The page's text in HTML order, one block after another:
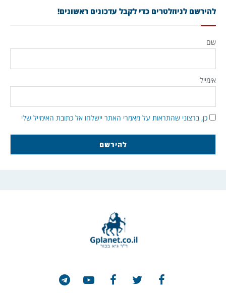
להירשם לניוזלטרים כדי לקבל עדכונים ראשונים!
שם
אימייל
כן, ברצוני שהתראות על מאמרי האתר יישלחו אל כתובת האימייל שלי